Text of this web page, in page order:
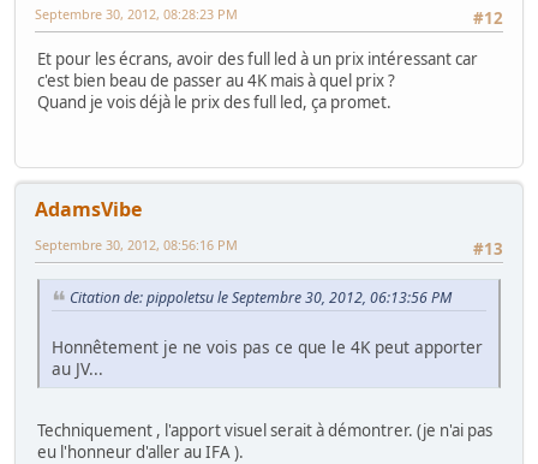
#12
Septembre 30, 2012, 08:28:23 PM
Et pour les écrans, avoir des full led à un prix intéressant car
c'est bien beau de passer au 4K mais à quel prix ?
Quand je vois déjà le prix des full led, ça promet.
AdamsVibe
#13
Septembre 30, 2012, 08:56:16 PM
Citation de: pippoletsu le Septembre 30, 2012, 06:13:56 PM
Honnêtement je ne vois pas ce que le 4K peut apporter
au JV...
Techniquement , l'apport visuel serait à démontrer. (je n'ai pas
eu l'honneur d'aller au IFA ).